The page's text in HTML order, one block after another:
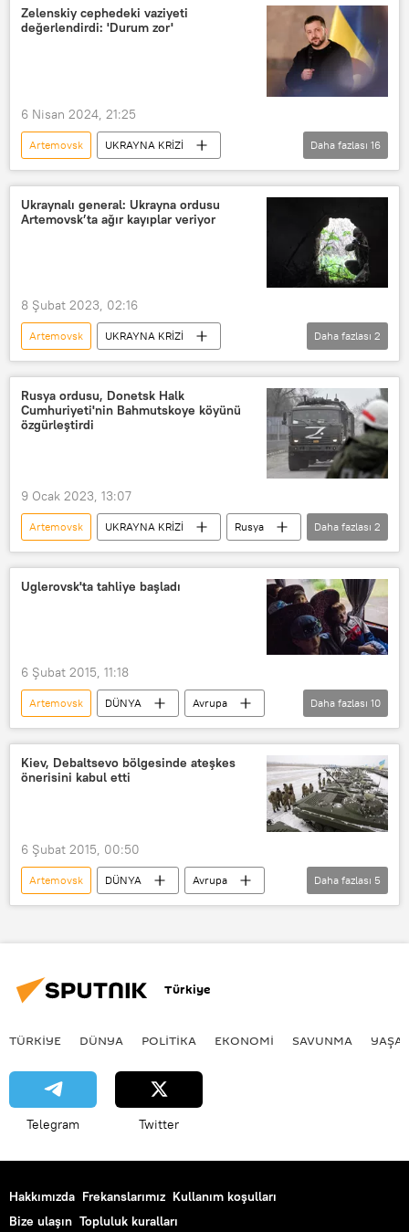
özel harekat
Donetsk Halk Cumhuriyeti
Donetsk
Zelenskiy cephedeki vaziyeti
değerlendirdi: 'Durum zor'
6 Nisan 2024, 21:25
Artemovsk
UKRAYNA KRİZİ
Ukrayna
Ukrayna ordusu
Ukrayna Genelkurmay Başkanlığı
Vladimir Zelenskiy
Aleksandr Sırskiy
Emmanuel Macron
NATO
Almanya
Rusya
Dmitriy Peskov
Kremlin
Daha fazlası 16
Ukraynalı general: Ukrayna ordusu
Artemovsk’ta ağır kayıplar veriyor
8 Şubat 2023, 02:16
Artemovsk
UKRAYNA KRİZİ
Ukrayna
Viktor Yagun
Daha fazlası 2
Rusya ordusu, Donetsk Halk
Cumhuriyeti'nin Bahmutskoye köyünü
özgürleştirdi
9 Ocak 2023, 13:07
Artemovsk UKRAYNA KRİZİ
Rusya
Ukrayna
Donetsk Halk Cumhuriyeti (DHC) Halk Milisi
Daha fazlası 2
Uglerovsk'ta tahliye başladı
6 Şubat 2015, 11:18
Artemovsk DÜNYA
Avrupa
Haberler
Ukrayna
Debaltsevo
Donbass
Donetsk
Lugansk
Daha fazlası 10
Kiev, Debaltsevo bölgesinde ateşkes
önerisini kabul etti
6 Şubat 2015, 00:50
Artemovsk DÜNYA
Avrupa
Haberler
Ukrayna
Gorlovka
Daha fazlası 5
Türkiye
TÜRKIYE DÜNYA POLİTİKA EKONOMİ SAVUNMA
Telegram Twitter
Hakkımızda Frekanslarımız Kullanım koşulları
Bize ulaşın Topluluk kuralları